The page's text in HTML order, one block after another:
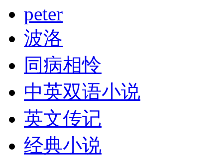
peter
波洛
同病相怜
中英双语小说
英文传记
经典小说